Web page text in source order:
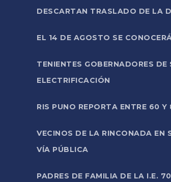
DESCARTAN TRASLADO DE LA
EL 14 DE AGOSTO SE
TENIENTES GOBERNADORES
ELECTRIFICACIÓN
RIS PUNO REPORTA ENTRE 60
VECINOS DE LA RINCONADA EN
VÍA PÚBLICA
PADRES DE FAMILIA DE LA I.E.